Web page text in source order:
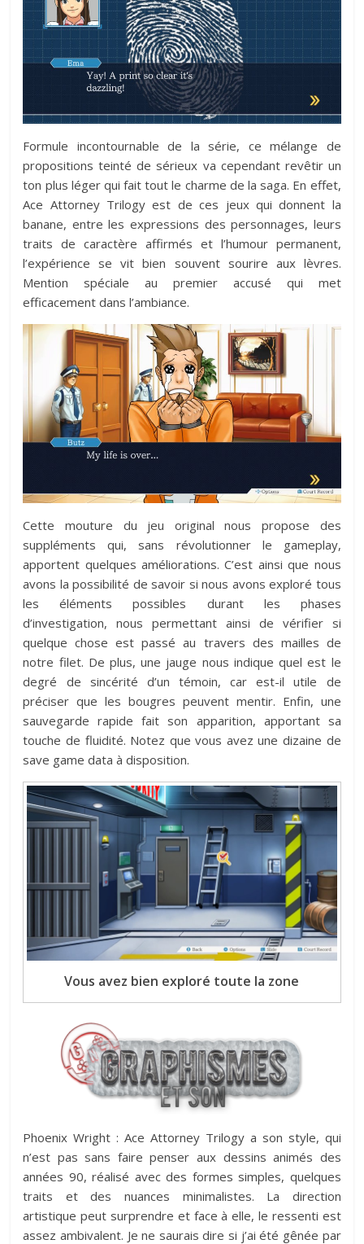
Formule incontournable de la série, ce mélange de
propositions teinté de sérieux va cependant revêtir un
ton plus léger qui fait tout le charme de la saga. En effet,
Ace Attorney Trilogy est de ces jeux qui donnent la
banane, entre les expressions des personnages, leurs
traits de caractère affirmés et l’humour permanent,
l’expérience se vit bien souvent sourire aux lèvres.
Mention spéciale au premier accusé qui met
efficacement dans l’ambiance.
Cette mouture du jeu original nous propose des
suppléments qui, sans révolutionner le gameplay,
apportent quelques améliorations. C’est ainsi que nous
avons la possibilité de savoir si nous avons exploré tous
les éléments possibles durant les phases
d’investigation, nous permettant ainsi de vérifier si
quelque chose est passé au travers des mailles de
notre filet. De plus, une jauge nous indique quel est le
degré de sincérité d’un témoin, car est-il utile de
préciser que les bougres peuvent mentir. Enfin, une
sauvegarde rapide fait son apparition, apportant sa
touche de fluidité. Notez que vous avez une dizaine de
save game data à disposition.
Vous avez bien exploré toute la zone
Phoenix Wright : Ace Attorney Trilogy a son style, qui
n’est pas sans faire penser aux dessins animés des
années 90, réalisé avec des formes simples, quelques
traits et des nuances minimalistes. La direction
artistique peut surprendre et face à elle, le ressenti est
assez ambivalent. Je ne saurais dire si j’ai été gênée par